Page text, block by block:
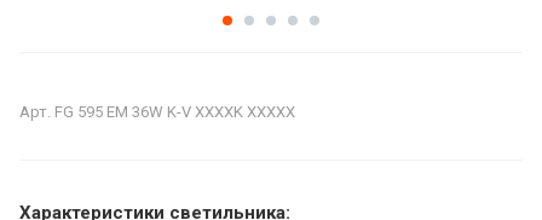
Арт. FG 595 EM 36W K-V XXXXK XXXXX
Характеристики светильника: